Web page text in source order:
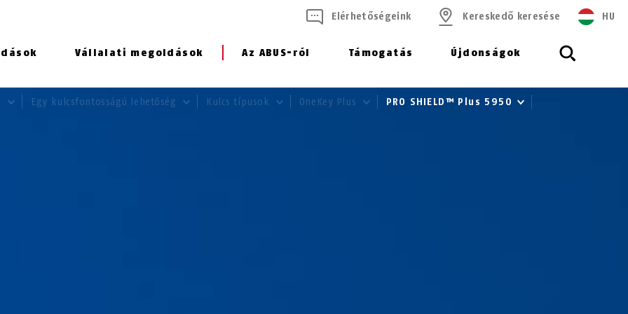
Vállalati megoldások Az ABUS-ról Támogatás Újdonságok
Elérhetőségeink Kereskedő keresése HU
Egy kulcsfontosságú lehetőség Kulcs típusok OneKey Plus PRO SHIELD™ Plus 5950